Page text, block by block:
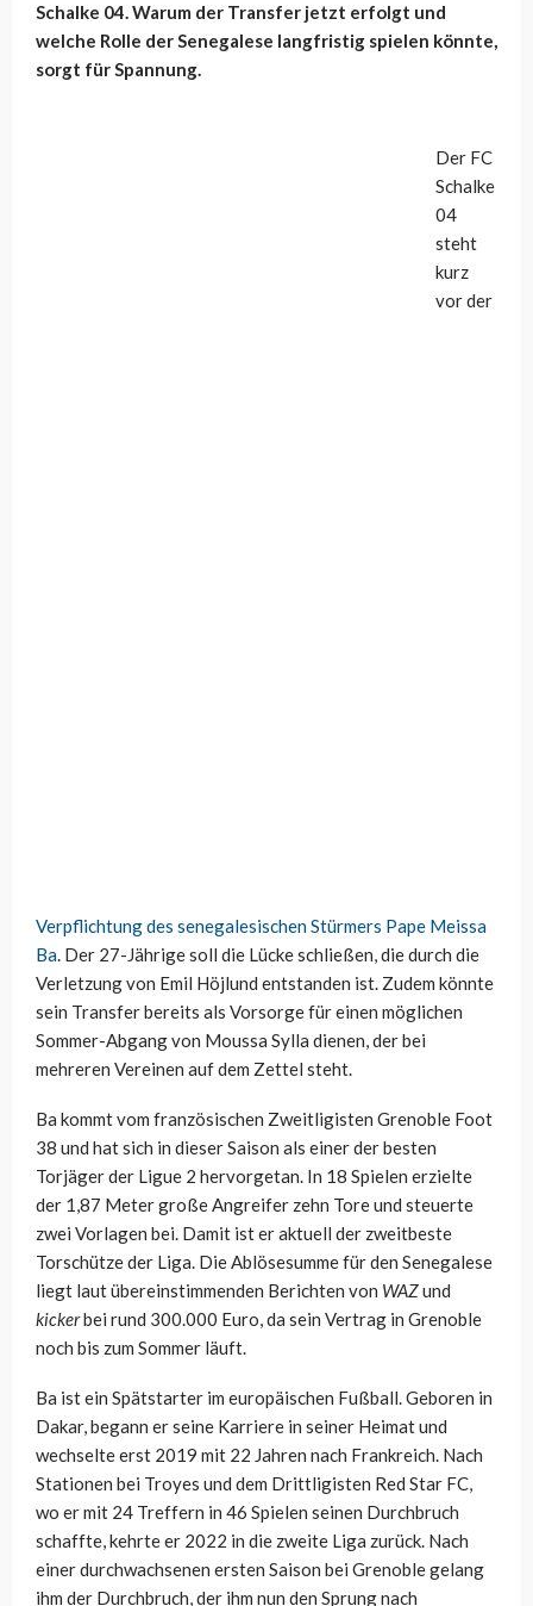
Schalke 04. Warum der Transfer jetzt erfolgt und
welche Rolle der Senegalese langfristig spielen könnte,
sorgt für Spannung.
Der FC
Schalke
04
steht
kurz
vor der
Verpflichtung des senegalesischen Stürmers Pape Meissa
Ba. Der 27-Jährige soll die Lücke schließen, die durch die
Verletzung von Emil Höjlund entstanden ist. Zudem könnte
sein Transfer bereits als Vorsorge für einen möglichen
Sommer-Abgang von Moussa Sylla dienen, der bei
mehreren Vereinen auf dem Zettel steht.
Ba kommt vom französischen Zweitligisten Grenoble Foot
38 und hat sich in dieser Saison als einer der besten
Torjäger der Ligue 2 hervorgetan. In 18 Spielen erzielte
der 1,87 Meter große Angreifer zehn Tore und steuerte
zwei Vorlagen bei. Damit ist er aktuell der zweitbeste
Torschütze der Liga. Die Ablösesumme für den Senegalese
liegt laut übereinstimmenden Berichten von WAZund
kickerbei rund 300.000 Euro, da sein Vertrag in Grenoble
noch bis zum Sommer läuft.
Ba ist ein Spätstarter im europäischen Fußball. Geboren in
Dakar, begann er seine Karriere in seiner Heimat und
wechselte erst 2019 mit 22 Jahren nach Frankreich. Nach
Stationen bei Troyes und dem Drittligisten Red Star FC,
wo er mit 24 Treffern in 46 Spielen seinen Durchbruch
schaffte, kehrte er 2022 in die zweite Liga zurück. Nach
einer durchwachsenen ersten Saison bei Grenoble gelang
ihm der Durchbruch, der ihm nun den Sprung nach